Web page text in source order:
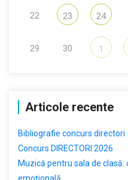
22 23 24
29 30 1
Articole recente
Bibliografie concurs directori
Concurs DIRECTORI 2026
Muzică pentru sala de